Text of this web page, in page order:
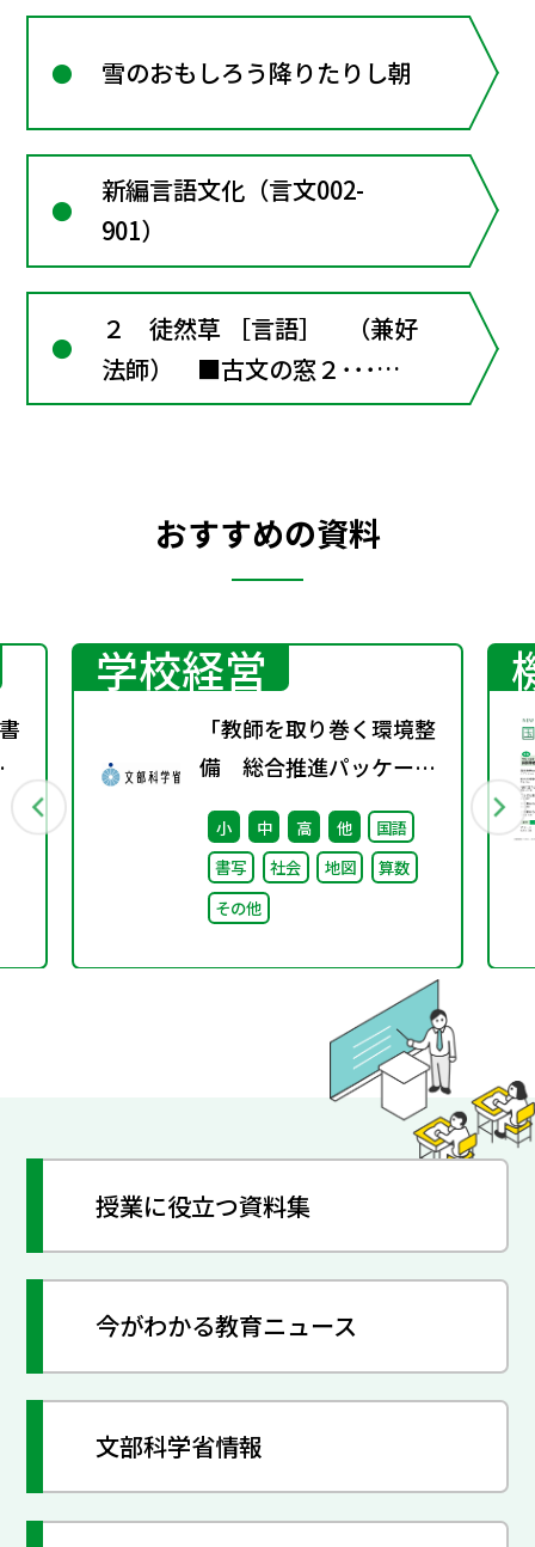
雪のおもしろう降りたりし朝
新編言語文化（言文002-
901）
２ 徒然草 ［言語］ （兼好
法師） ■古文の窓２･･･猫
また ■古文の窓３･･･兼好
おすすめの資料
学校経営
「教師を取り巻く環境整
備 総合推進パッケー
ジ」取りまとめ
小 中 高 他
国語
書写
社会 地図
算数
その他
授業に役立つ資料集
今がわかる教育ニュース
文部科学省情報